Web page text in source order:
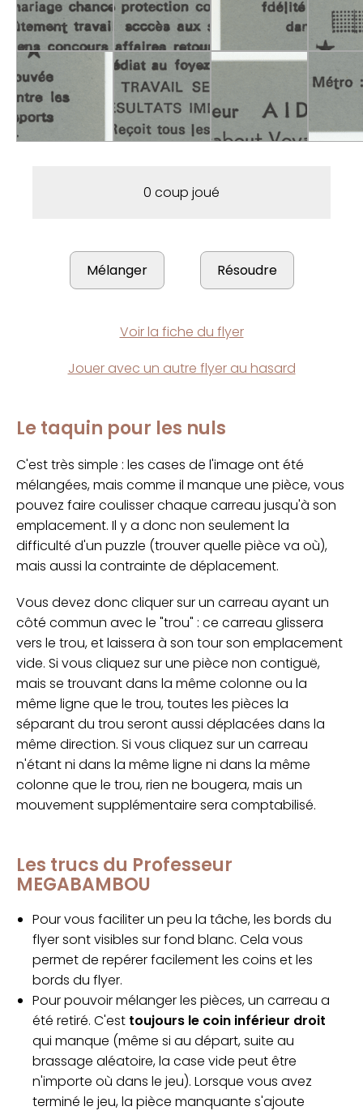
0 coup joué
Voir la fiche du flyer
Jouer avec un autre flyer au hasard
Le taquin pour les nuls
C'est très simple : les cases de l'image ont été
mélangées, mais comme il manque une pièce, vous
pouvez faire coulisser chaque carreau jusqu'à son
emplacement. Il y a donc non seulement la
difficulté d'un puzzle (trouver quelle pièce va où),
mais aussi la contrainte de déplacement.
Vous devez donc cliquer sur un carreau ayant un
côté commun avec le "trou" : ce carreau glissera
vers le trou, et laissera à son tour son emplacement
vide. Si vous cliquez sur une pièce non contiguë,
mais se trouvant dans la même colonne ou la
même ligne que le trou, toutes les pièces la
séparant du trou seront aussi déplacées dans la
même direction. Si vous cliquez sur un carreau
n'étant ni dans la même ligne ni dans la même
colonne que le trou, rien ne bougera, mais un
mouvement supplémentaire sera comptabilisé.
Les trucs du Professeur
MEGABAMBOU
Pour vous faciliter un peu la tâche, les bords du
flyer sont visibles sur fond blanc. Cela vous
permet de repérer facilement les coins et les
bords du flyer.
Pour pouvoir mélanger les pièces, un carreau a
été retiré. C'est toujours le coin inférieur droit
qui manque (même si au départ, suite au
brassage aléatoire, la case vide peut être
n'importe où dans le jeu). Lorsque vous avez
terminé le jeu, la pièce manquante s'ajoute